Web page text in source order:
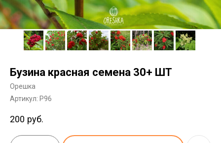
Бузина красная семена 30+ ШТ
Орешка
Артикул: P96
200 руб.